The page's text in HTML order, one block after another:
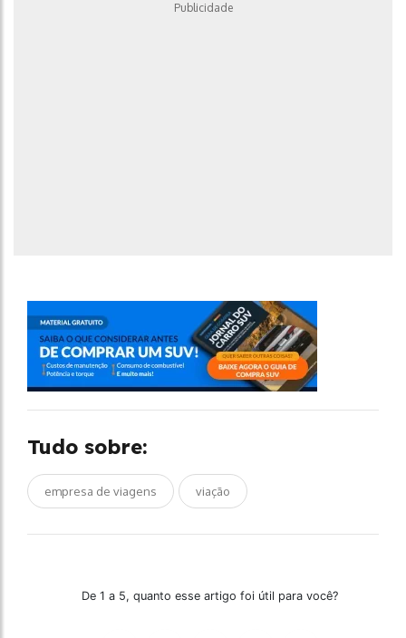
Publicidade
Tudo sobre:
empresa de viagens viação
De 1 a 5, quanto esse artigo foi útil para você?